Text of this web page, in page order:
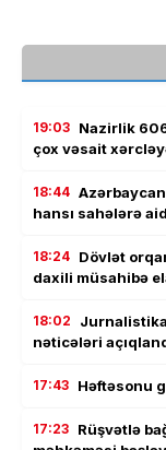
19:03 Nazirlik
çox vəsait
18:44
hansı sahələrə
18:24 Dövlət
daxili müsahibə
18:02
nəticələri
17:43 Həftəsonu
17:23 Rüşvətlə